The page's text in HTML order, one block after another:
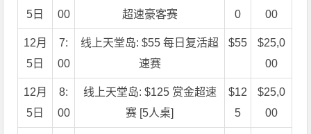
5日
00
超速豪客赛
0
00
12月
5日
7:
00
线上天堂岛: $55 每日复活超
速赛
$55
$25,0
00
12月
5日
8:
00
线上天堂岛: $125 赏金超速
赛 [5人桌]
$12
5
$25,0
00